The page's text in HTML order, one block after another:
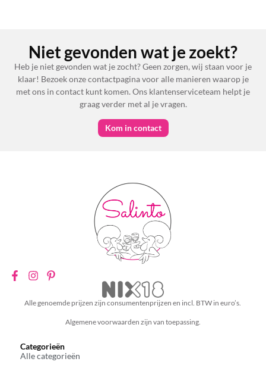
Niet gevonden wat je zoekt?
Heb je niet gevonden wat je zocht? Geen zorgen, wij staan voor je
klaar! Bezoek onze contactpagina voor alle manieren waarop je
met ons in contact kunt komen. Ons klantenserviceteam helpt je
graag verder met al je vragen.
Kom in contact
Alle genoemde prijzen zijn consumentenprijzen en incl. BTW in euro’s.
Algemene voorwaarden zijn van toepassing.
Categorieën
Alle categorieën